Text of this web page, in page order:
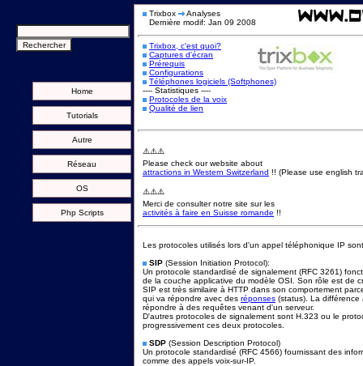
Home
Tutorials
Autre
Réseau
OS
Php Scripts
Trixbox
Analyses
Dernière modif: Jan 09 2008
Trixbox, c'est quoi?
Captures d'écran
Prérequis
Configurations
Téléphones logiciels (Softphones)
---- Statistiques ----
Protocoles de la voix
Qualité de lien
⚠️⚠️⚠️
Please check our website about
attractions in Western Switzerland !! (Please use english
⚠️⚠️⚠️
Merci de consulter notre site sur les
activités à faire en Suisse romande !!
Les protocoles utilisés lors d'un appel téléphonique IP
SIP (Session Initiation Protocol):
Un protocole standardisé de signalement (RFC 3261)
de la couche applicative du modèle OSI. Son rôle est de
SIP est très similaire à HTTP dans son comportement
qui va répondre avec des réponses (status). La différence
répondre à des requêtes venant d'un serveur.
D'autres protocoles de signalement sont H.323 ou le
progressivement ces deux protocoles.
SDP (Session Description Protocol)
Un protocole standardisé (RFC 4566) fournissant des
comme des appels voix-sur-IP.